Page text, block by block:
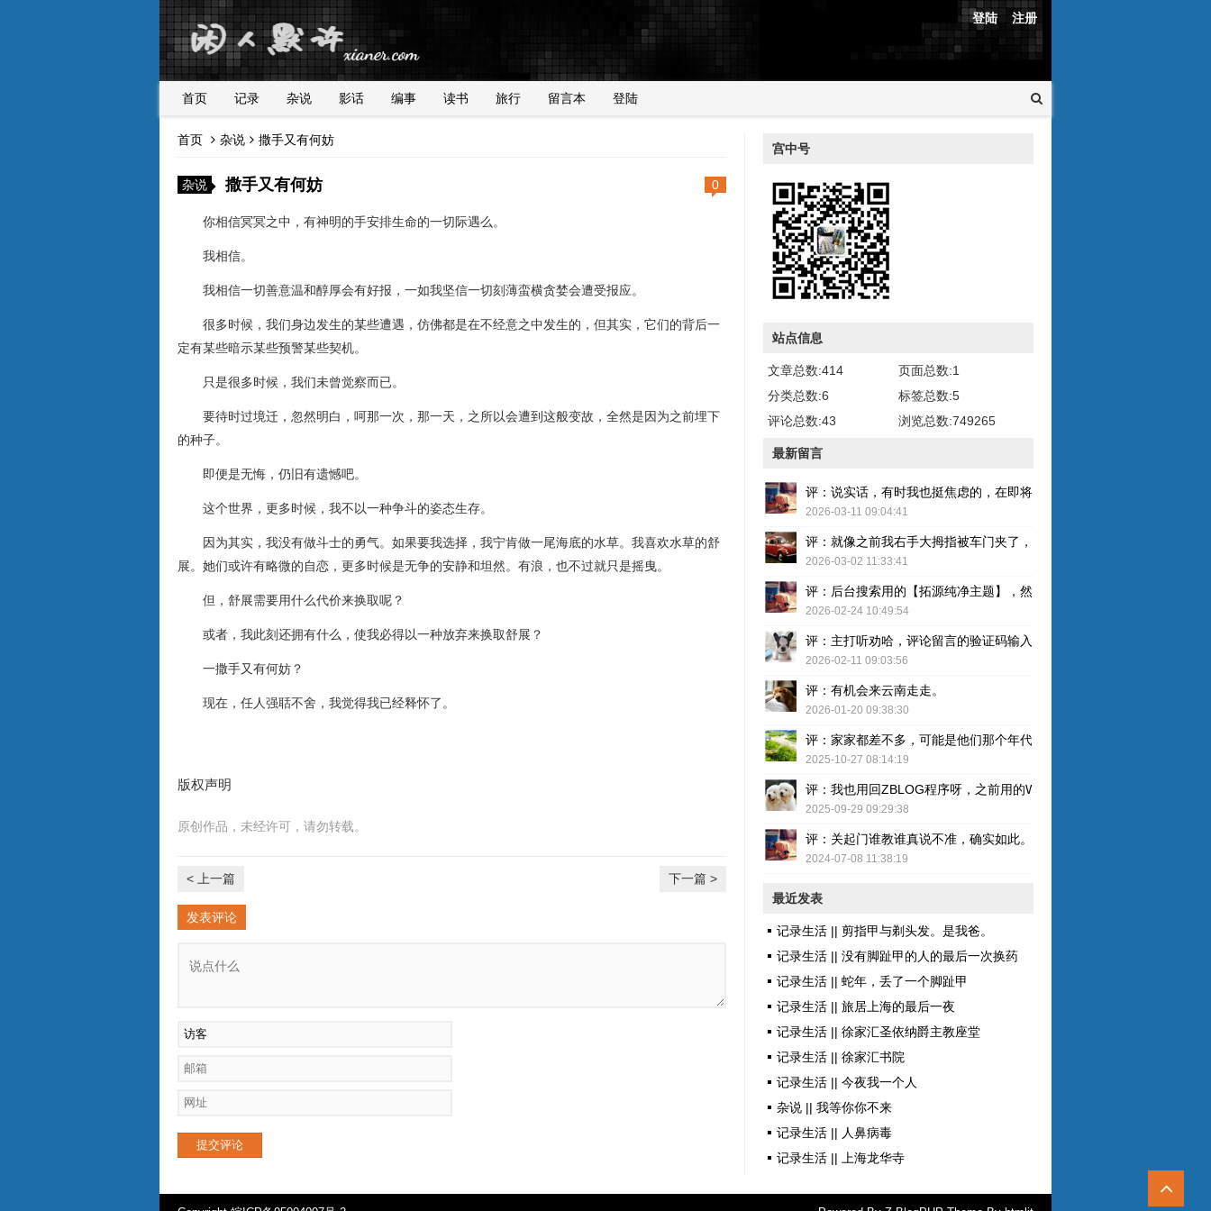
登陆 注册
首页 记录 杂说 影话 编事 读书 旅行 留言本 登陆
首页 杂说 撒手又有何妨
杂说 0
撒手又有何妨
你相信冥冥之中，有神明的手安排生命的一切际遇么。
我相信。
我相信一切善意温和醇厚会有好报，一如我坚信一切刻薄蛮横贪婪会遭受报应。
很多时候，我们身边发生的某些遭遇，仿佛都是在不经意之中发生的，但其实，它们的背后一
定有某些暗示某些预警某些契机。
只是很多时候，我们未曾觉察而已。
要待时过境迁，忽然明白，呵那一次，那一天，之所以会遭到这般变故，全然是因为之前埋下
的种子。
即便是无悔，仍旧有遗憾吧。
这个世界，更多时候，我不以一种争斗的姿态生存。
因为其实，我没有做斗士的勇气。如果要我选择，我宁肯做一尾海底的水草。我喜欢水草的舒
展。她们或许有略微的自恋，更多时候是无争的安静和坦然。有浪，也不过就只是摇曳。
但，舒展需要用什么代价来换取呢？
或者，我此刻还拥有什么，使我必得以一种放弃来换取舒展？
一撒手又有何妨？
现在，任人强聒不舍，我觉得我已经释怀了。
版权声明
原创作品，未经许可，请勿转载。
< 上一篇 下一篇 >
发表评论
提交评论
宫中号
站点信息
文章总数:414
页面总数:1
分类总数:6
标签总数:5
评论总数:43
浏览总数:749265
最新留言
评：说实话，有时我也挺焦虑的，在即将奔五的年纪，健康才是最重要
2026-03-11 09:04:41
评：就像之前我右手大拇指被车门夹了，整个指甲黑了，最后整个指甲
2026-03-02 11:33:41
评：后台搜索用的【拓源纯净主题】，然后简单配图就OK了。
2026-02-24 10:49:54
评：主打听劝哈，评论留言的验证码输入已取消，感谢建议哈！
2026-02-11 09:03:56
评：有机会来云南走走。
2026-01-20 09:38:30
评：家家都差不多，可能是他们那个年代人的特色吧。
2025-10-27 08:14:19
评：我也用回ZBLOG程序呀，之前用的WP还是有点难用的，主要后台
2025-09-29 09:29:38
评：关起门谁教谁真说不准，确实如此。而且现在的女性比较独立了，
2024-07-08 11:38:19
最近发表
记录生活 || 剪指甲与剃头发。是我爸。
记录生活 || 没有脚趾甲的人的最后一次换药
记录生活 || 蛇年，丢了一个脚趾甲
记录生活 || 旅居上海的最后一夜
记录生活 || 徐家汇圣依纳爵主教座堂
记录生活 || 徐家汇书院
记录生活 || 今夜我一个人
杂说 || 我等你你不来
记录生活 || 人鼻病毒
记录生活 || 上海龙华寺